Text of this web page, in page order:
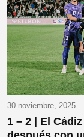
30 noviembre, 2025
1 – 2 | El